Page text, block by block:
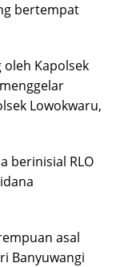
bertempat
Kapolsek
Lowokwaru,
berinisial RLO
asal
Banyuwangi